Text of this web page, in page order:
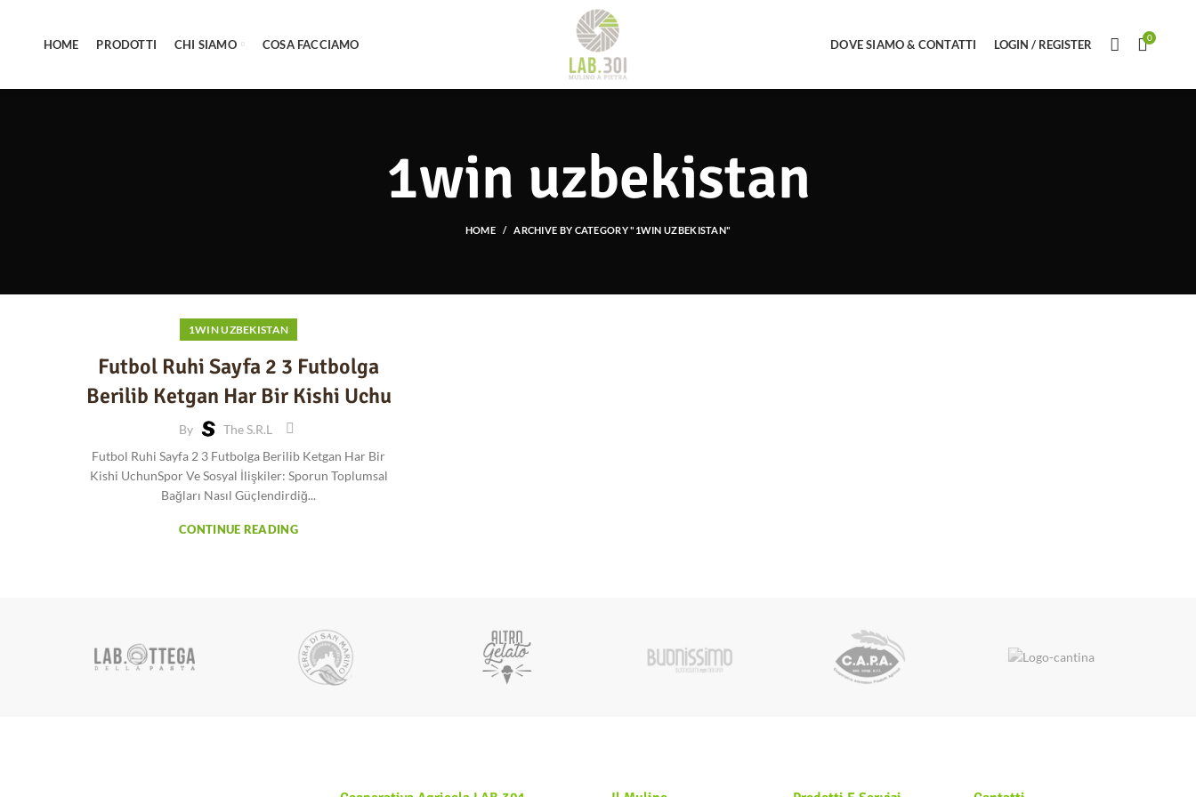
HOME PRODOTTI CHI SIAMO COSA FACCIAMO DOVE SIAMO & CONTATTI LOGIN / REGISTER 0
1win uzbekistan
HOME ARCHIVE BY CATEGORY "1WIN UZBEKISTAN"
1WIN UZBEKISTAN
Futbol Ruhi Sayfa 2 3 Futbolga
Berilib Ketgan Har Bir Kishi Uchu
By
The S.r.l
Futbol Ruhi Sayfa 2 3 Futbolga Berilib Ketgan Har Bir
Kishi UchunSpor Ve Sosyal İlişkiler: Sporun Toplumsal
Bağları Nasıl Güçlendirdiğ...
CONTINUE READING